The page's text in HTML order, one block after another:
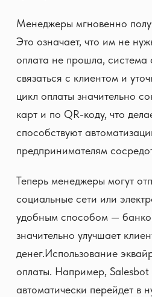
Менеджеры мгновенно
Это означает, что им не
оплата не прошла, система
связаться с клиентом и
цикл оплаты значительно
карт и по QR-коду, что
способствуют
предпринимателям
Теперь менеджеры могут
социальные сети или
удобным способом —
значительно улучшает
денег.Использование
оплаты. Например, Salesbot
автоматически перейдет в